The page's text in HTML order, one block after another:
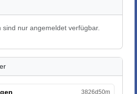
sind nur angemeldet verfügbar.
3826d50m